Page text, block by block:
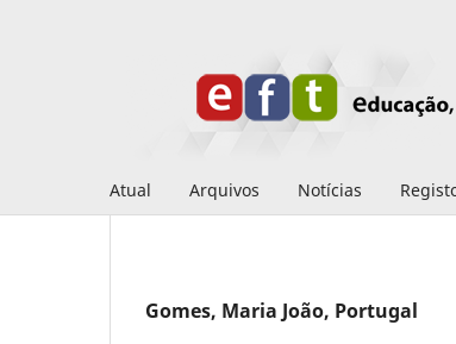
Atual Arquivos Notícias
Gomes, Maria João, Portugal